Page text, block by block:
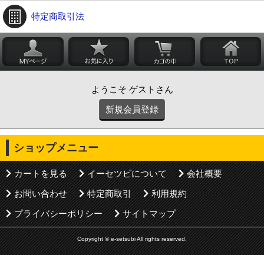
特定商取引法
ようこそ ゲストさん
新規会員登録
ショップメニュー
カートを見る イーセツビについて
会社概要
お問い合わせ
特定商取引
利用規約
プライバシーポリシー
サイトマップ
Copyright © e-setsubi All rights reserved.